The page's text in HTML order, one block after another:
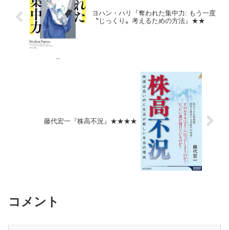
ヨハン・ハリ『奪われた集中力: もう一度
〝じっくり〟考えるための方法』★★
藤代宏一『株高不況』★★★★
コメント